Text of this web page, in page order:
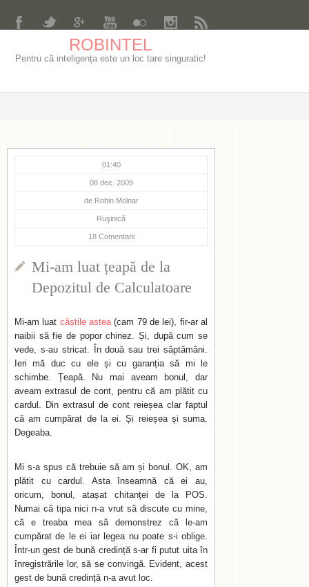
ROBINTEL
Pentru că inteligența este un loc tare singuratic!
01:40
08 dec. 2009
de Robin Molnar
Ruşinică
18 Comentarii
Mi-am luat țeapă de la
Depozitul de Calculatoare
Mi-am luat căștile astea(cam 79 de lei), fir-ar al
naibii să fie de popor chinez. Și, după cum se
vede, s-au stricat. În două sau trei săptămâni.
Ieri mă duc cu ele și cu garanția să mi le
schimbe. Țeapă. Nu mai aveam bonul, dar
aveam extrasul de cont, pentru că am plătit cu
cardul. Din extrasul de cont reieșea clar faptul
că am cumpărat de la ei. Și reieșea și suma.
Degeaba.
Mi s-a spus că trebuie să am și bonul. OK, am
plătit cu cardul. Asta înseamnă că ei au,
oricum, bonul, atașat chitanței de la POS.
Numai că tipa nici n-a vrut să discute cu mine,
că e treaba mea să demonstrez că le-am
cumpărat de le ei iar legea nu poate s-i oblige.
Într-un gest de bună credință s-ar fi putut uita în
înregistrările lor, să se convingă. Evident, acest
gest de bună credință n-a avut loc.